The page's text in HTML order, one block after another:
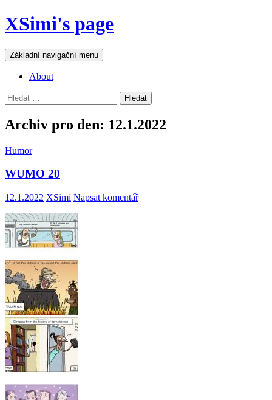
Přejít
k
webu
XSimi's page
Hledat
Základní navigační menu
About
Vyhledávání
Archiv pro den: 12.1.2022
Humor
WUMO 20
12.1.2022 XSimi Napsat komentář